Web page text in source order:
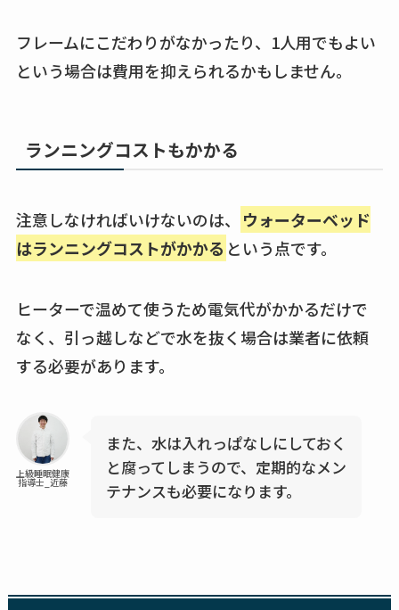
フレームにこだわりがなかったり、1人用でもよい
という場合は費用を抑えられるかもしません。
ランニングコストもかかる
注意しなければいけないのは、
ウォーターベッド
はランニングコストがかかる という点です。
ヒーターで温めて使うため電気代がかかるだけで
なく、引っ越しなどで水を抜く場合は業者に依頼
する必要があります。
上級睡眠健康
指導士_近藤
また、水は入れっぱなしにしておく
と腐ってしまうので、定期的なメン
テナンスも必要になります。